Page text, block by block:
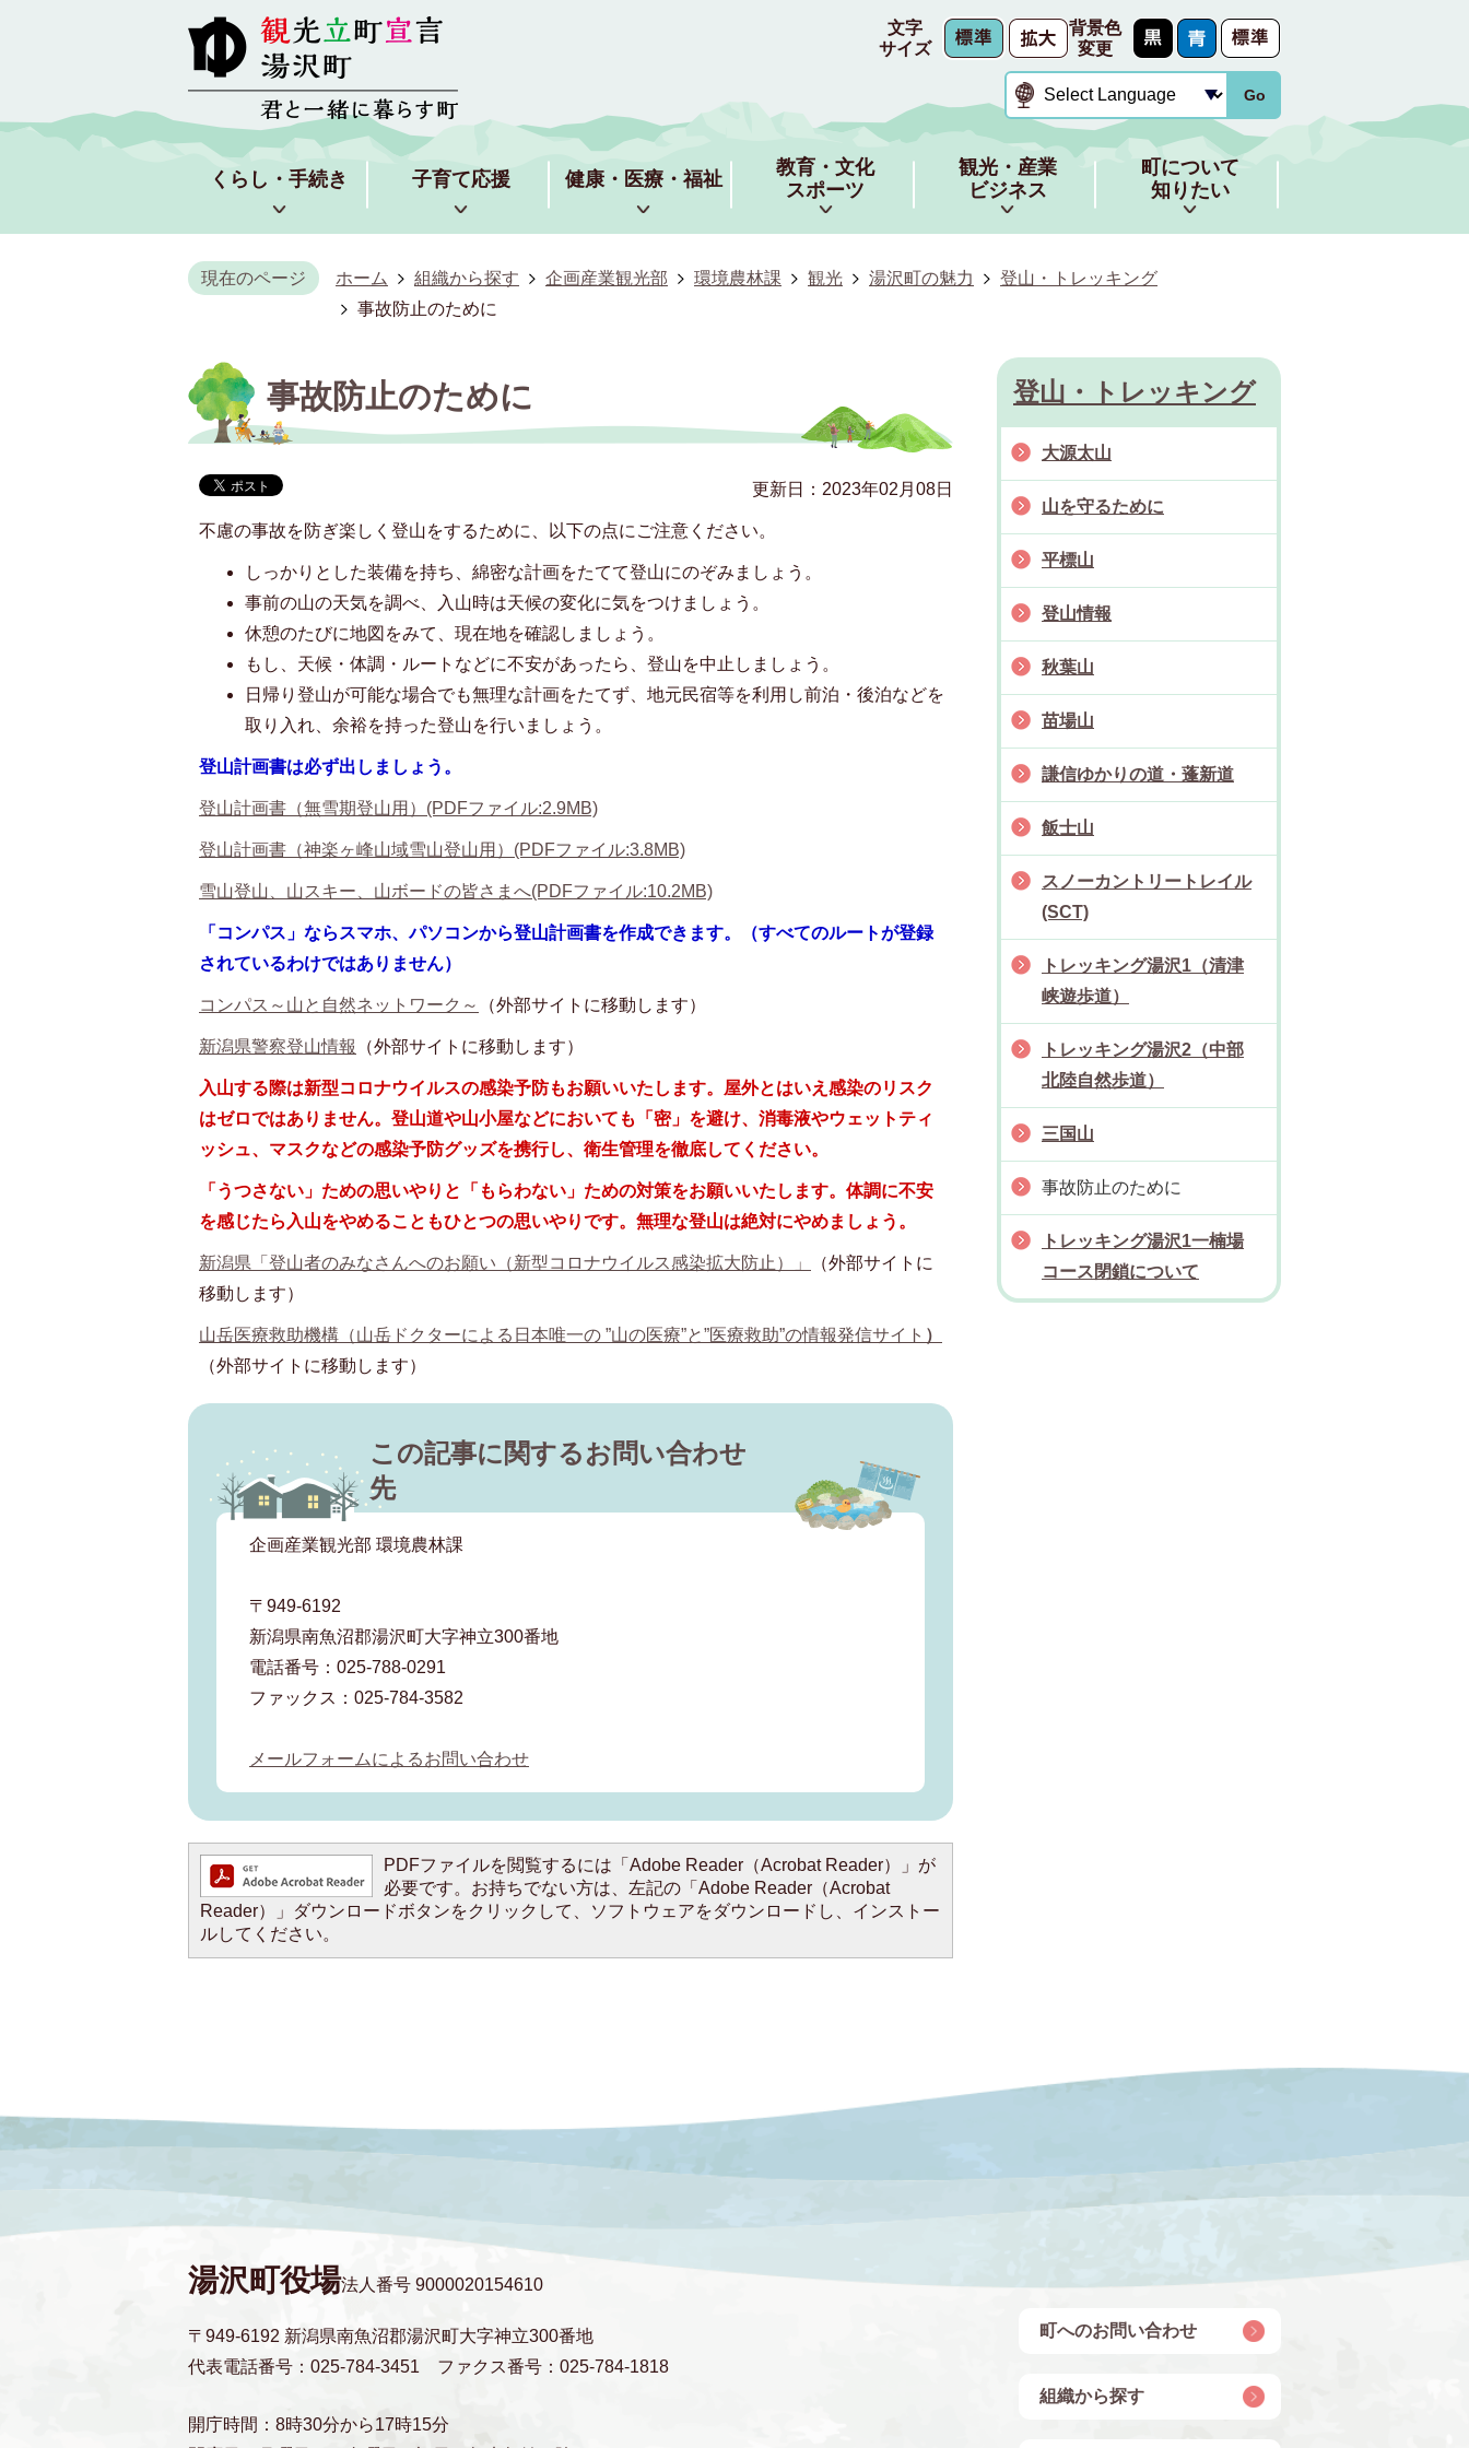
文字
サイズ
背景色
変更
Go
くらし・手続き 子育て応援 健康・医療・福祉
教育・文化
スポーツ
観光・産業
ビジネス
町について
知りたい
現在のページ ホーム 組織から探す 企画産業観光部 環境農林課 観光 湯沢町の魅力
登山・トレッキング
事故防止のために
事故防止のために
更新日：2023年02月08日
不慮の事故を防ぎ楽しく登山をするために、以下の点にご注意ください。
しっかりとした装備を持ち、綿密な計画をたてて登山にのぞみましょう。
事前の山の天気を調べ、入山時は天候の変化に気をつけましょう。
休憩のたびに地図をみて、現在地を確認しましょう。
もし、天候・体調・ルートなどに不安があったら、登山を中止しましょう。
日帰り登山が可能な場合でも無理な計画をたてず、地元民宿等を利用し前泊・後泊などを
取り入れ、余裕を持った登山を行いましょう。
登山計画書は必ず出しましょう。
登山計画書（無雪期登山用）(PDFファイル:2.9MB)
登山計画書（神楽ヶ峰山域雪山登山用）(PDFファイル:3.8MB)
雪山登山、山スキー、山ボードの皆さまへ(PDFファイル:10.2MB)
「コンパス」ならスマホ、パソコンから登山計画書を作成できます。（すべてのルートが登録
されているわけではありません）
コンパス～山と自然ネットワーク～ （外部サイトに移動します）
新潟県警察登山情報 （外部サイトに移動します）
入山する際は新型コロナウイルスの感染予防もお願いいたします。屋外とはいえ感染のリスク
はゼロではありません。登山道や山小屋などにおいても「密」を避け、消毒液やウェットティ
ッシュ、マスクなどの感染予防グッズを携行し、衛生管理を徹底してください。
「うつさない」ための思いやりと「もらわない」ための対策をお願いいたします。体調に不安
を感じたら入山をやめることもひとつの思いやりです。無理な登山は絶対にやめましょう。
新潟県「登山者のみなさんへのお願い（新型コロナウイルス感染拡大防止）」
（外部サイトに
移動します）
山岳医療救助機構（山岳ドクターによる日本唯一の ”山の医療”と”医療救助”の情報発信サイト ）
（外部サイトに移動します）
この記事に関するお問い合わせ
先
企画産業観光部 環境農林課
〒949-6192
新潟県南魚沼郡湯沢町大字神立300番地
電話番号：025-788-0291
ファックス：025-784-3582
メールフォームによるお問い合わせ
PDFファイルを閲覧するには「Adobe Reader（Acrobat Reader）」が
必要です。お持ちでない方は、左記の「Adobe Reader（Acrobat
Reader）」ダウンロードボタンをクリックして、ソフトウェアをダウンロードし、インストー
ルしてください。
登山・トレッキング
大源太山
山を守るために
平標山
登山情報
秋葉山
苗場山
謙信ゆかりの道・蓬新道
飯士山
スノーカントリートレイル
(SCT)
トレッキング湯沢1（清津
峡遊歩道）
トレッキング湯沢2（中部
北陸自然歩道）
三国山
事故防止のために
トレッキング湯沢1一楠場
コース閉鎖について
湯沢町役場法人番号 9000020154610
〒949-6192 新潟県南魚沼郡湯沢町大字神立300番地
代表電話番号：025-784-3451 ファクス番号：025-784-1818
開庁時間：8時30分から17時15分
町へのお問い合わせ
組織から探す